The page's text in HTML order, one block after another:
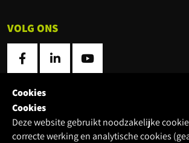
VOLG ONS
LOCATIES
Cookies
Cookies
Deze website gebruikt noodzakelijke
correcte werking en analytische cookies